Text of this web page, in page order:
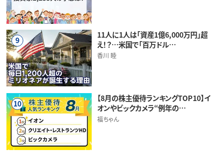
9
11人に1人は「資産1億6,000万円」超
え！？…米国で「百万ドル…
香川 睦
10
【8月の株主優待ランキングTOP10】イ
オンやビックカメラ“例年の…
福ちゃん